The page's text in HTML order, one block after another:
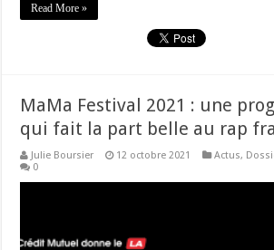
Read More »
MaMa Festival 2021 : une
qui fait la part belle au rap
Julie Boursier 12 octobre 2021 Actus,
0